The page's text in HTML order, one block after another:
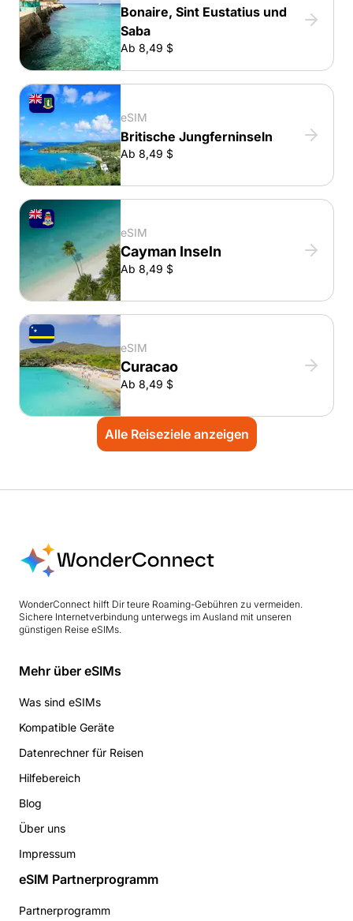
Bonaire, Sint Eustatius und
Saba
Ab 8,49 $
eSIM
Britische Jungferninseln
Ab 8,49 $
eSIM
Cayman Inseln
Ab 8,49 $
eSIM
Curacao
Ab 8,49 $
Alle Reiseziele anzeigen
WonderConnect hilft Dir teure Roaming-Gebühren zu vermeiden.
Sichere Internetverbindung unterwegs im Ausland mit unseren
günstigen Reise eSIMs.
Mehr über eSIMs
Was sind eSIMs
Kompatible Geräte
Datenrechner für Reisen
Hilfebereich
Blog
Über uns
Impressum
eSIM Partnerprogramm
Partnerprogramm